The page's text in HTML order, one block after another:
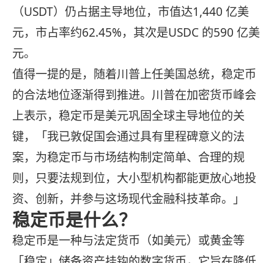
（USDT）仍占据主导地位，市值达1,440 亿美
元，市占率约62.45%，其次是USDC 的590 亿美
元。
值得一提的是，随着川普上任美国总统，稳定币
的合法地位逐渐得到推进。川普在加密货币峰会
上表示，稳定币是美元巩固全球主导地位的关
键，「我已敦促国会通过具有里程碑意义的法
案，为稳定币与市场结构制定简单、合理的规
则，只要法规到位，大小型机构都能更放心地投
资、创新，并参与这场现代金融科技革命。」
稳定币是什么？
稳定币是一种与法定货币（如美元）或黄金等